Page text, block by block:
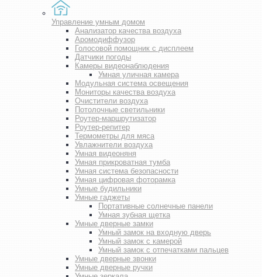
Управление умным домом
Анализатор качества воздуха
Аромодиффузор
Голосовой помощник с дисплеем
Датчики погоды
Камеры видеонаблюдения
Умная уличная камера
Модульная система освещения
Мониторы качества воздуха
Очистители воздуха
Потолочные светильники
Роутер-маршрутизатор
Роутер-репитер
Термометры для мяса
Увлажнители воздуха
Умная видеоняня
Умная прикроватная тумба
Умная система безопасности
Умная цифровая фоторамка
Умные будильники
Умные гаджеты
Портативные солнечные панели
Умная зубная щетка
Умные дверные замки
Умный замок на входную дверь
Умный замок с камерой
Умный замок с отпечатками пальцев
Умные дверные звонки
Умные дверные ручки